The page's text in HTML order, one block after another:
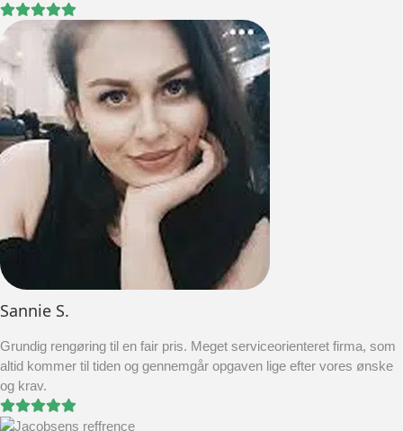
Sannie S.
Grundig rengøring til en fair pris. Meget serviceorienteret firma, som
altid kommer til tiden og gennemgår opgaven lige efter vores ønske
og krav.